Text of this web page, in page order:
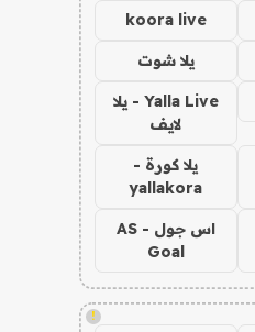
koora live
يلا شوت
Yalla Live - يلا
لايف
يلا كورة -
yallakora
اس جول - AS
Goal
!